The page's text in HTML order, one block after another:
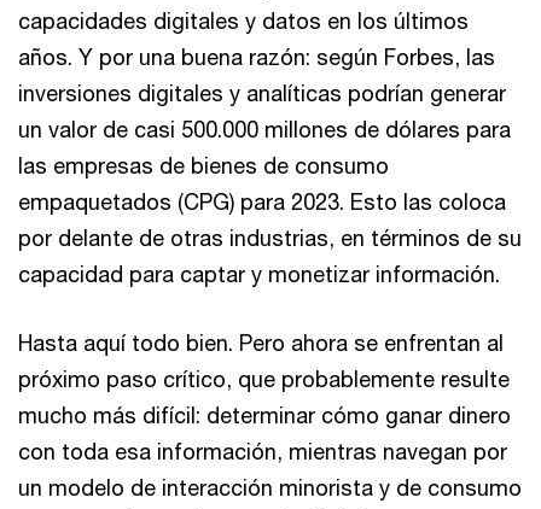
capacidades digitales y datos en los últimos
años. Y por una buena razón: según Forbes, las
inversiones digitales y analíticas podrían generar
un valor de casi 500.000 millones de dólares para
las empresas de bienes de consumo
empaquetados (CPG) para 2023. Esto las coloca
por delante de otras industrias, en términos de su
capacidad para captar y monetizar información.
Hasta aquí todo bien. Pero ahora se enfrentan al
próximo paso crítico, que probablemente resulte
mucho más difícil: determinar cómo ganar dinero
con toda esa información, mientras navegan por
un modelo de interacción minorista y de consumo